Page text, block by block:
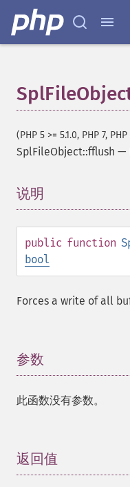
(PHP 5 >= 5.1.0, PHP 7,
SplFileObject::fflush —
说明
public function
bool
Forces a write of all
参数
此函数没有参数。
返回值